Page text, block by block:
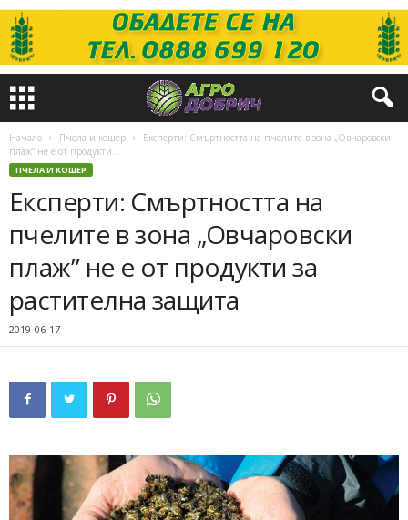
Начало Пчела и кошер
Експерти: Смъртността на пчелите в зона „Овчаровски
плаж” не е от продукти...
ПЧЕЛА И КОШЕР
Експерти: Смъртността на
пчелите в зона „Овчаровски
плаж” не е от продукти за
растителна защита
2019-06-17